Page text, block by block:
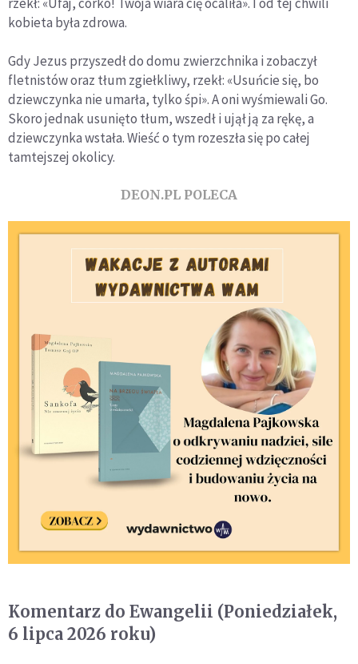
kobieta była zdrowa.
Gdy Jezus przyszedł do domu zwierzchnika i zobaczył
fletnistów oraz tłum zgiełkliwy, rzekł: «Usuńcie się, bo
dziewczynka nie umarła, tylko śpi». A oni wyśmiewali Go.
Skoro jednak usunięto tłum, wszedł i ujął ją za rękę, a
dziewczynka wstała. Wieść o tym rozeszła się po całej
tamtejszej okolicy.
DEON.PL POLECA
Komentarz do Ewangelii (Poniedziałek,
6 lipca 2026 roku)